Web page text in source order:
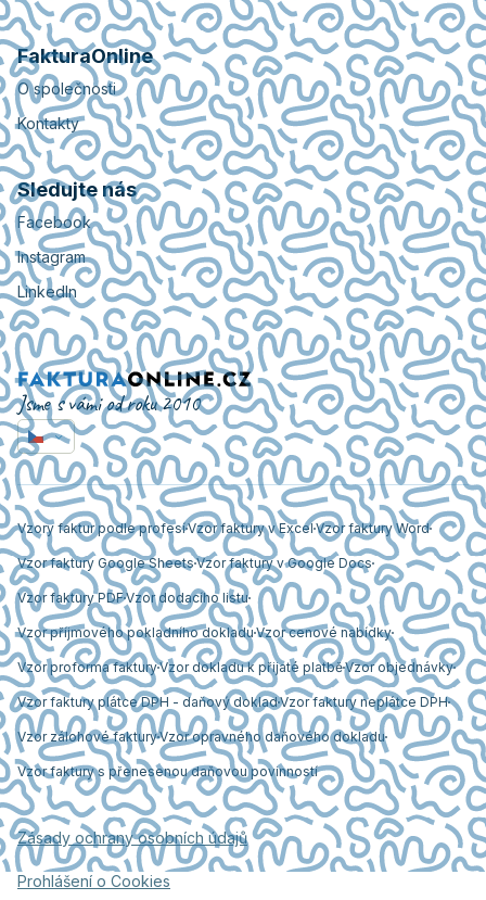
FakturaOnline
O společnosti
Kontakty
Sledujte nás
Facebook
Instagram
LinkedIn
Jsme s vámi od roku 2010
Vzory faktur podle profesíVzor faktury v Excel Vzor faktury Word
Vzor faktury Google SheetsVzor faktury v Google Docs
Vzor faktury PDFVzor dodacího listu
Vzor příjmového pokladního dokladu Vzor cenové nabídky
Vzor proforma fakturyVzor dokladu k přijaté platběVzor objednávky
Vzor faktury plátce DPH - daňový dokladVzor faktury neplátce DPH
Vzor zálohové fakturyVzor opravného daňového dokladu
Vzor faktury s přenesenou daňovou povinností
Zásady ochrany osobních údajů
Prohlášení o Cookies